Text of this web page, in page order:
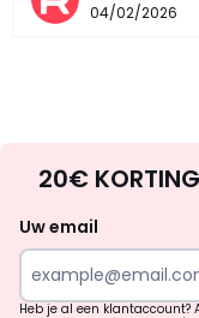
04/02/2026
20€
Uw email
Heb je al een